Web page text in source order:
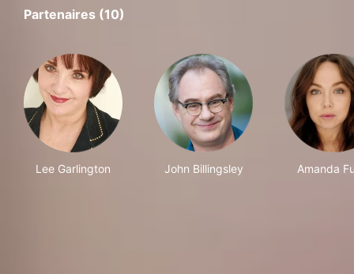
Partenaires (10)
Lee Garlington John Billingsley Amanda